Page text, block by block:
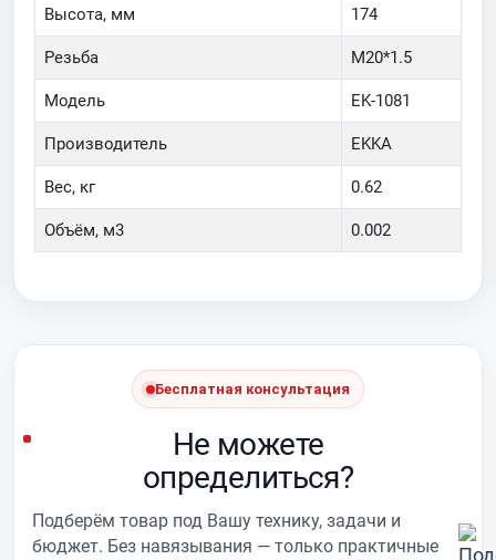
Высота, мм 174
Резьба M20*1.5
Модель EK-1081
Производитель EKKA
Вес, кг 0.62
Объём, м3 0.002
Бесплатная консультация
Не можете
определиться?
Подберём товар под Вашу технику, задачи и
бюджет. Без навязывания — только практичные